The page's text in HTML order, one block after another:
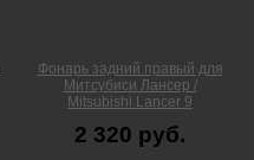
Фонарь задний правый для
Митсубиси Лансер /
Mitsubishi Lancer 9
2 320 руб.